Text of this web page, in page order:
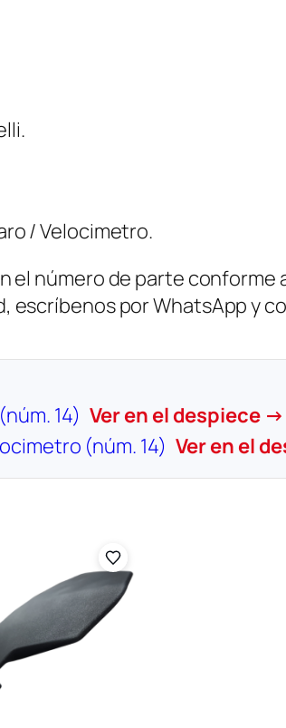
/ Velocimetro.
número de parte conforme
por WhatsApp y
14) Ver en el despiece →
(núm. 14) Ver en el